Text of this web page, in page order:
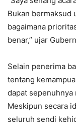
Bukan bermaksud
bagaimana
benar,” ujar
Selain penerima
tentang
dapat sepenuhnya
Meskipun secara
seluruh sendi